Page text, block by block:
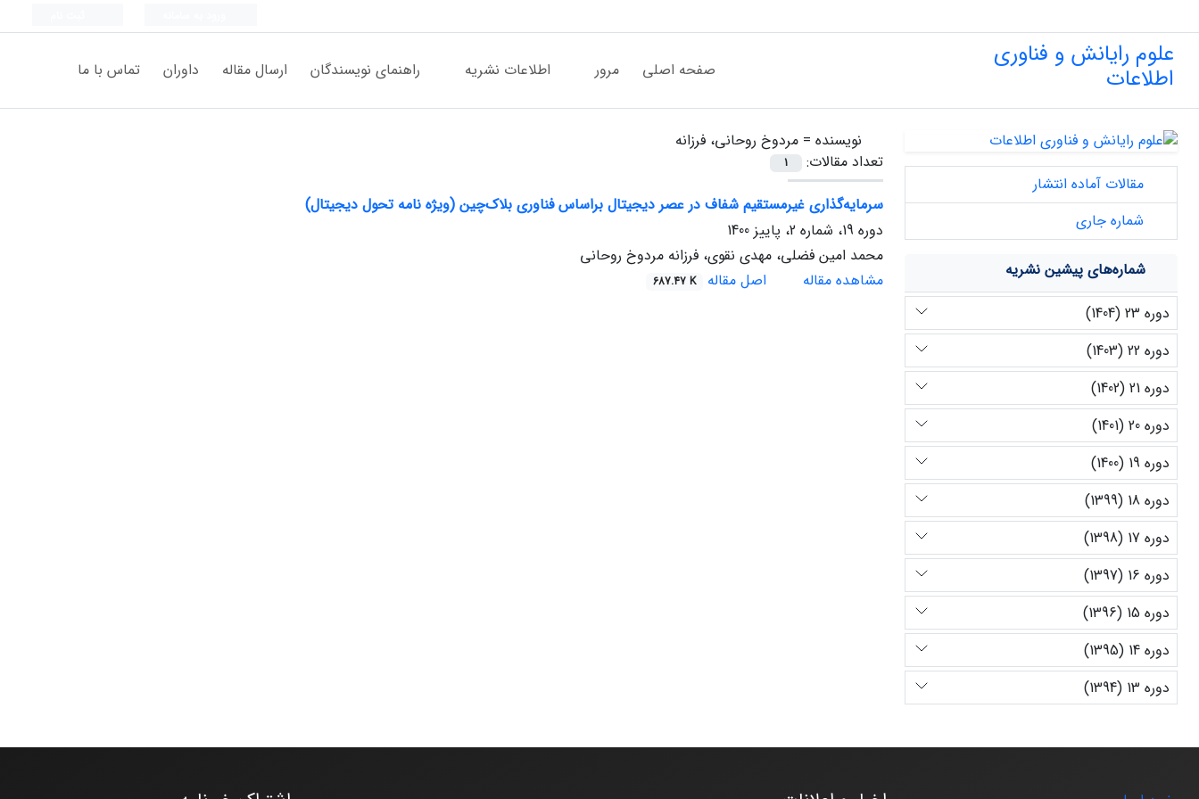
علوم رایانش و فناوری
اطلاعات صفحه اصلی مرور اطلاعات نشریه راهنمای نویسندگان ارسال مقاله داوران تماس با ما
نویسنده = مردوخ روحانی، فرزانه
تعداد مقالات:
1
سرمایه‌گذاری غیرمستقیم شفاف در عصر دیجیتال براساس فناوری بلاک‌چین (ویژه نامه تحول دیجیتال)
دوره 19، شماره 2، پاییز 1400
محمد امین فضلی، مهدی نقوی، فرزانه مردوخ روحانی
مشاهده مقاله
اصل مقاله 687.47 K
مقالات آماده انتشار
شماره جاری
شماره‌های پیشین نشریه
دوره 23 (1404)
دوره 22 (1403)
دوره 21 (1402)
دوره 20 (1401)
دوره 19 (1400)
دوره 18 (1399)
دوره 17 (1398)
دوره 16 (1397)
دوره 15 (1396)
دوره 14 (1395)
دوره 13 (1394)